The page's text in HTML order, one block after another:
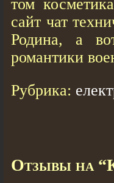
том
сайт чат
Родина, а
романтики
Рубрика:
Отзывы на